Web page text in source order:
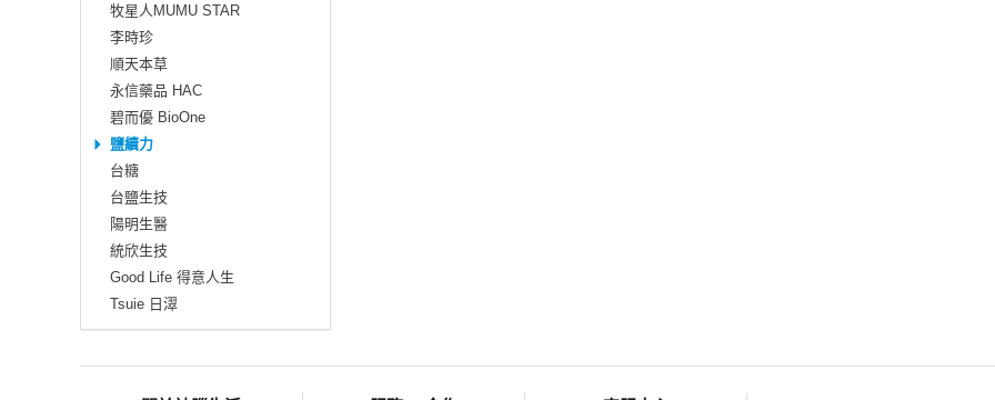
牧星人MUMU STAR
李時珍
順天本草
永信藥品 HAC
碧而優 BioOne
鹽續力
台糖
台鹽生技
陽明生醫
統欣生技
Good Life 得意人生
Tsuie 日濢